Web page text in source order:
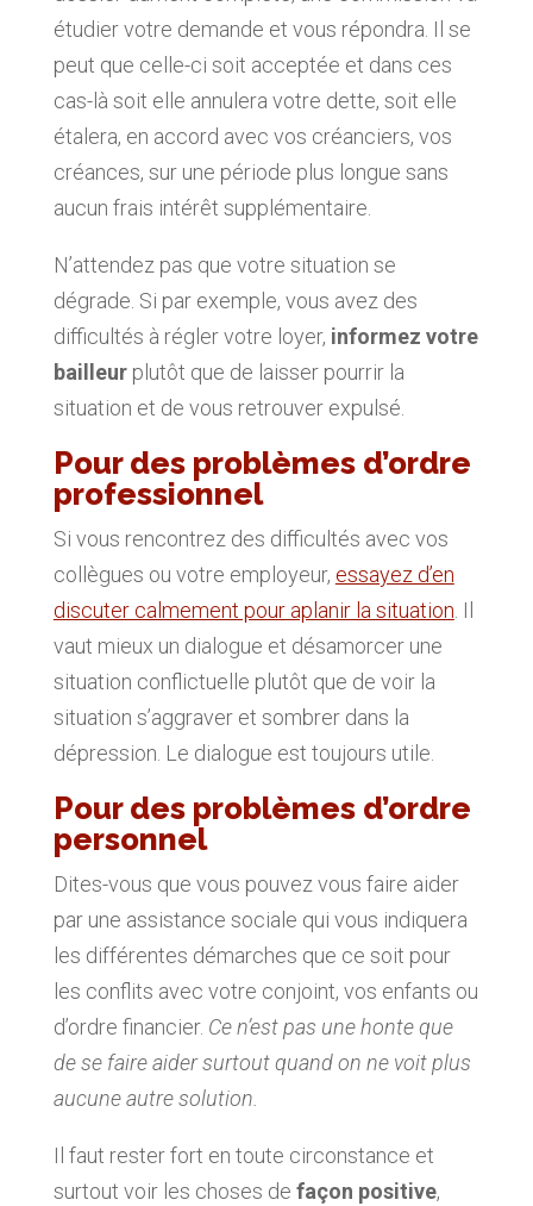
étudier votre demande et vous répondra. Il se
peut que celle-ci soit acceptée et dans ces
cas-là soit elle annulera votre dette, soit elle
étalera, en accord avec vos créanciers, vos
créances, sur une période plus longue sans
aucun frais intérêt supplémentaire.
N’attendez pas que votre situation se
dégrade. Si par exemple, vous avez des
difficultés à régler votre loyer, informez votre
bailleurplutôt que de laisser pourrir la
situation et de vous retrouver expulsé.
Pour des problèmes d’ordre
professionnel
Si vous rencontrez des difficultés avec vos
collègues ou votre employeur, essayez d’en
discuter calmement pour aplanir la situation. Il
vaut mieux un dialogue et désamorcer une
situation conflictuelle plutôt que de voir la
situation s’aggraver et sombrer dans la
dépression. Le dialogue est toujours utile.
Pour des problèmes d’ordre
personnel
Dites-vous que vous pouvez vous faire aider
par une assistance sociale qui vous indiquera
les différentes démarches que ce soit pour
les conflits avec votre conjoint, vos enfants ou
d’ordre financier. Ce n’est pas une honte que
de se faire aider surtout quand on ne voit plus
aucune autre solution.
Il faut rester fort en toute circonstance et
surtout voir les choses de façon positive,